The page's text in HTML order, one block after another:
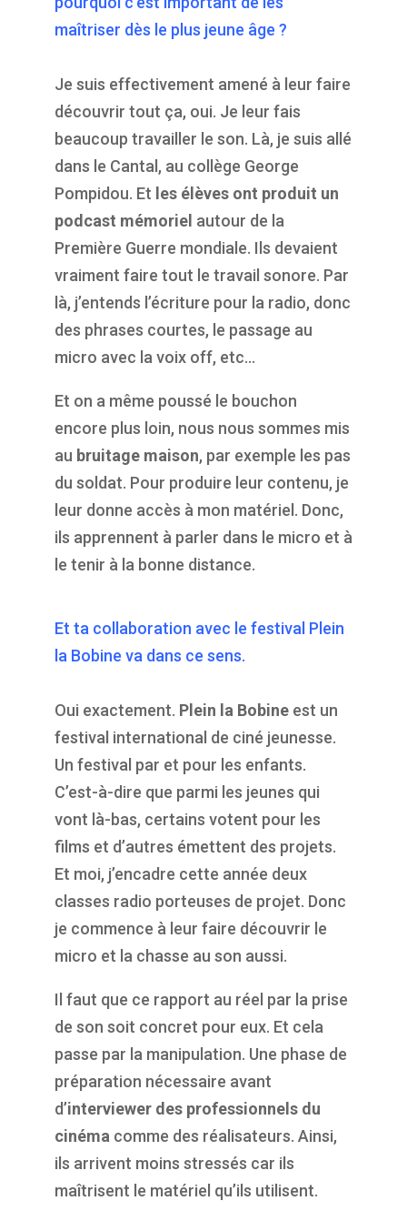
maîtriser dès le plus jeune âge ?
Je suis effectivement amené à leur faire
découvrir tout ça, oui. Je leur fais
beaucoup travailler le son. Là, je suis allé
dans le Cantal, au collège George
Pompidou. Et les élèves ont produit un
podcast mémoriel autour de la
Première Guerre mondiale. Ils devaient
vraiment faire tout le travail sonore. Par
là, j’entends l’écriture pour la radio, donc
des phrases courtes, le passage au
micro avec la voix off, etc…
Et on a même poussé le bouchon
encore plus loin, nous nous sommes mis
au bruitage maison, par exemple les pas
du soldat. Pour produire leur contenu, je
leur donne accès à mon matériel. Donc,
ils apprennent à parler dans le micro et à
le tenir à la bonne distance.
Et ta collaboration avec le festival Plein
la Bobine va dans ce sens.
Oui exactement. Plein la Bobineest un
festival international de ciné jeunesse.
Un festival par et pour les enfants.
C’est-à-dire que parmi les jeunes qui
vont là-bas, certains votent pour les
films et d’autres émettent des projets.
Et moi, j’encadre cette année deux
classes radio porteuses de projet. Donc
je commence à leur faire découvrir le
micro et la chasse au son aussi.
Il faut que ce rapport au réel par la prise
de son soit concret pour eux. Et cela
passe par la manipulation. Une phase de
préparation nécessaire avant
d’interviewer des professionnels du
cinémacomme des réalisateurs. Ainsi,
ils arrivent moins stressés car ils
maîtrisent le matériel qu’ils utilisent.